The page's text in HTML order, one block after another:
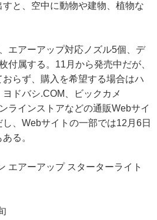
と、空中に動物や建物、植物な
エアーアップ対応ノズル5個、デ
付属する。11月から発売中だが、
らず、購入を希望する場合はハ
ドバシ.COM、ビックカメ
ラインストアなどの通販Webサイ
し、Webサイトの一部では12月6日
る。
エアーアップ スターターライト